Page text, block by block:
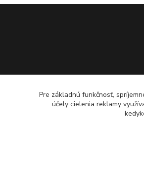
Pre základnú funkčnosť,
účely cielenia reklamy